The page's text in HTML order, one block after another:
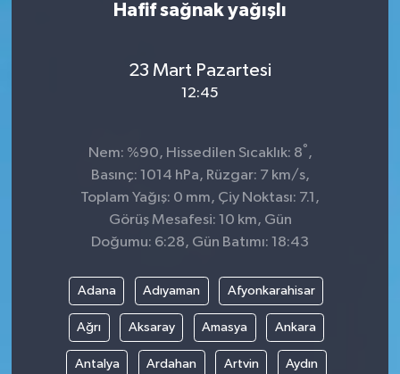
Hafif sağnak yağışlı
23 Mart Pazartesi
12:45
Nem: %90, Hissedilen Sıcaklık: 8° ,
Basınç: 1014 hPa, Rüzgar: 7 km/s,
Toplam Yağış: 0 mm, Çiy Noktası: 7.1,
Görüş Mesafesi: 10 km, Gün
Doğumu: 6:28, Gün Batımı: 18:43
Adana Adıyaman Afyonkarahisar
Ağrı Aksaray Amasya Ankara
Antalya Ardahan Artvin Aydın